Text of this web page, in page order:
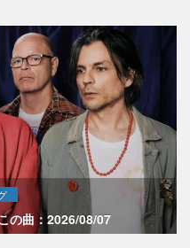
の曲：2026/08/07